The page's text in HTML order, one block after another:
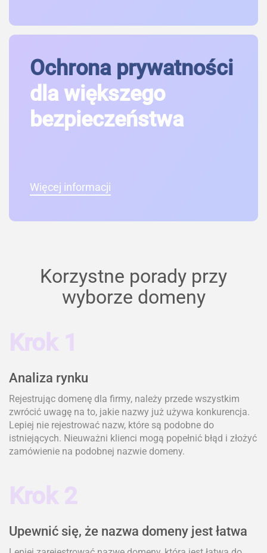
Ochrona prywatności
dla większego
bezpieczeństwa
Więcej informacji
Korzystne porady przy
wyborze domeny
Krok 1
Analiza rynku
Rejestrując domenę dla firmy, należy przede wszystkim
zwrócić uwagę na to, jakie nazwy już używa konkurencja.
Lepiej nie rejestrować nazw, które są podobne do
istniejących. Nieuważni klienci mogą popełnić błąd i złożyć
zamówienie na podobnej nazwie domeny.
Krok 2
Upewnić się, że nazwa domeny jest łatwa